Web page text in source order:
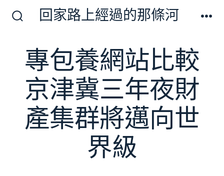
切
換
開
關
回家路上經過的那條河
專包養網站比較
京津冀三年夜財
產集群將邁向世
界級